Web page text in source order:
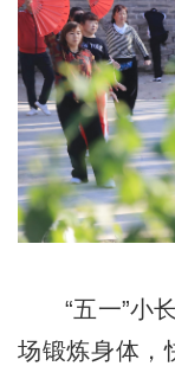
“五一”小长
场锻炼身体，